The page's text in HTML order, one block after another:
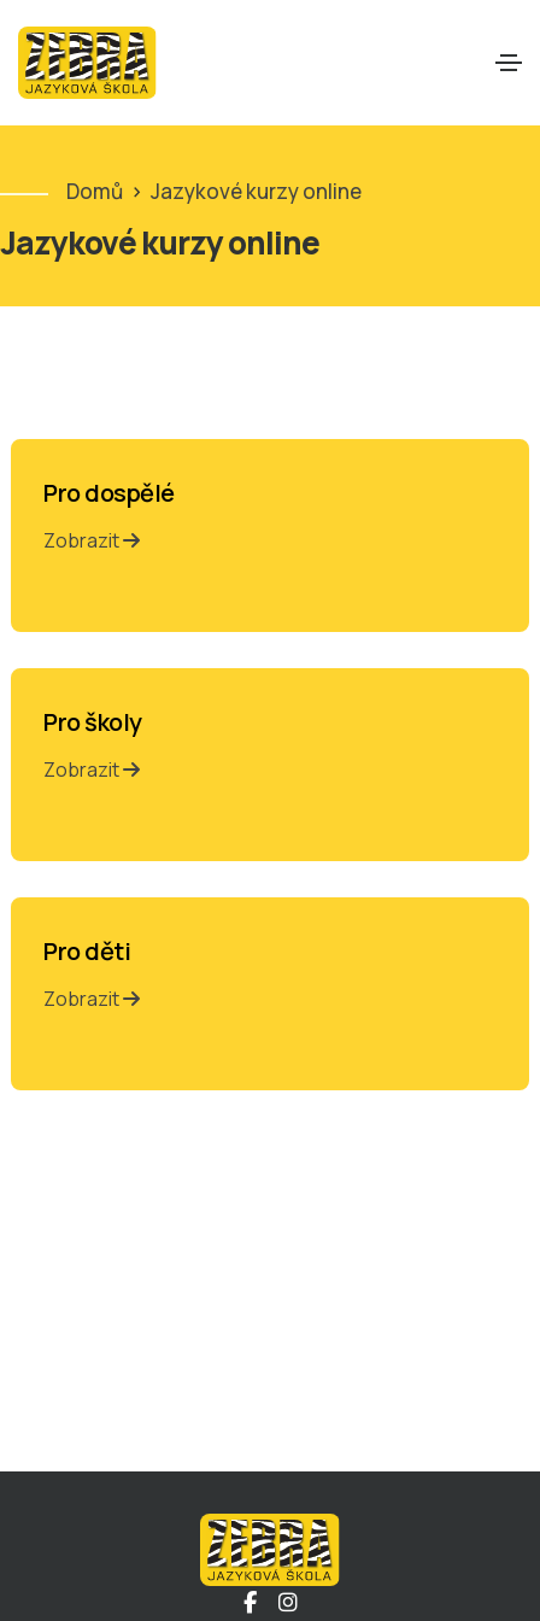
Domů > Jazykové kurzy online
Jazykové kurzy online
Pro dospělé
Zobrazit
Pro školy
Zobrazit
Pro děti
Zobrazit